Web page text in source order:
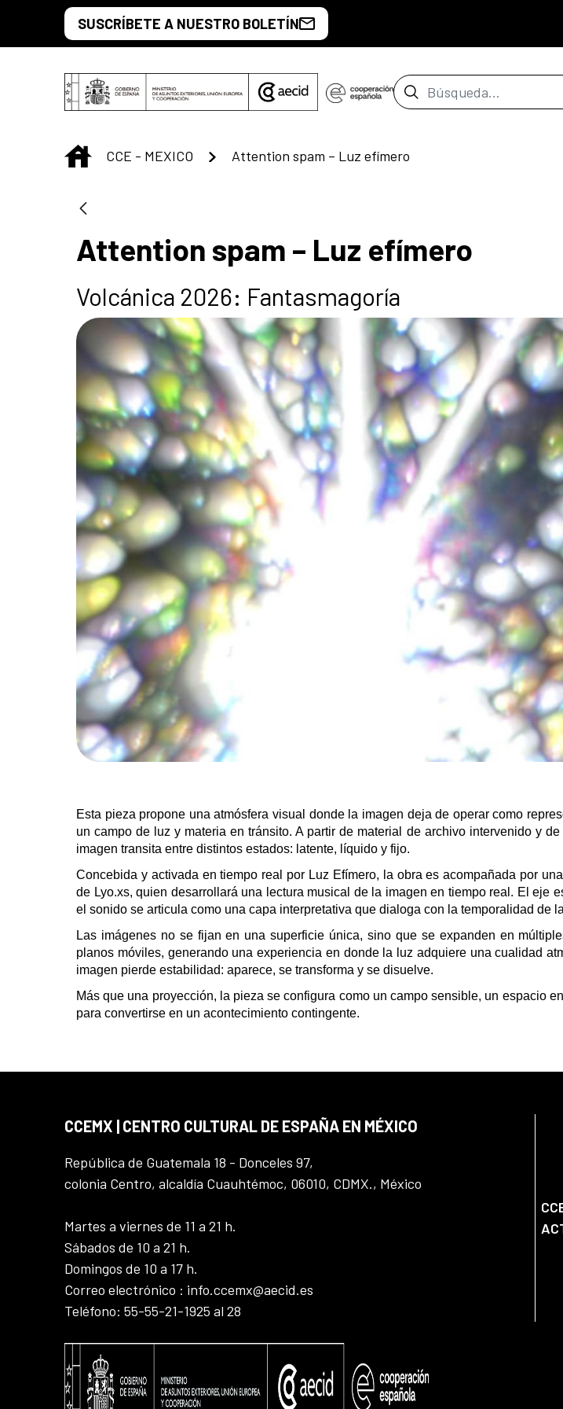
Saltar al contenido principal
SUSCRÍBETE A NUESTRO BOLETÍN
Barra de búsqueda
INICIO
CCE - MEXICO Attention spam – Luz efímero
Attention spam – Luz efímero
Volcánica 2026: Fantasmagoría
Esta pieza propone una atmósfera visual donde la imagen deja de operar como
un campo de luz y materia en tránsito. A partir de material de archivo intervenido y
imagen transita entre distintos estados: latente, líquido y fijo.
Concebida y activada en tiempo real por Luz Efímero, la obra es acompañada por
de Lyo.xs, quien desarrollará una lectura musical de la imagen en tiempo real. El eje
el sonido se articula como una capa interpretativa que dialoga con la temporalidad de
Las imágenes no se fijan en una superficie única, sino que se expanden en
planos móviles, generando una experiencia en donde la luz adquiere una cualidad
imagen pierde estabilidad: aparece, se transforma y se disuelve.
Más que una proyección, la pieza se configura como un campo sensible, un espacio
para convertirse en un acontecimiento contingente.
CCEMX | CENTRO CULTURAL DE ESPAÑA EN MÉXICO
República de Guatemala 18 - Donceles 97,
colonia Centro, alcaldía Cuauhtémoc, 06010, CDMX., México
Martes a viernes de 11 a 21 h.
Sábados de 10 a 21 h.
Domingos de 10 a 17 h.
Correo electrónico : info.ccemx@aecid.es
Teléfono: 55-55-21-1925 al 28